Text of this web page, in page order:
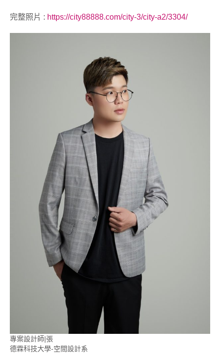
完整照片 : https://city88888.com/city-3/city-a2/3304/
專案設計師|張
德霖科技大學-空間設計系